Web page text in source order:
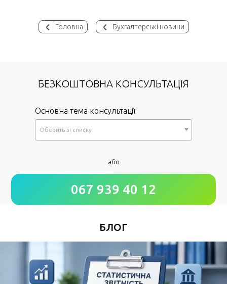
Головна Бухгалтерські новини
БЕЗКОШТОВНА КОНСУЛЬТАЦІЯ
Основна тема консультації
Оберить зi списку
Як до Вас звертатися?
Зручний час для дзвінка
або
067 939 40 12
БЛОГ